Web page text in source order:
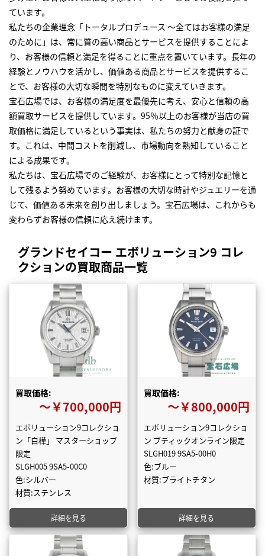
ています。
私たちの企業理念「トータルプロデュース ～全てはお客様の満足
のために」は、常に質の高い商品とサービスを提供することによ
り、お客様の信頼と満足を得ることに重点を置いています。長年の
経験とノウハウを活かし、価値ある商品とサービスを提供するこ
とで、お客様の大切な瞬間を特別なものに変えていきます。
宝石広場では、お客様の満足度を最優先に考え、安心と信頼の高
額買取サービスを提供しています。95％以上のお客様が当店の買
取価格に満足しているという事実は、私たちの努力と献身の証で
す。これは、中間コストを削減し、市場動向を熟知していること
による成果です。
私たちは、宝石広場でのご経験が、お客様にとって特別な記憶と
して残るよう努めています。お客様の大切な時計やジュエリーを通
じて、価値ある未来を創り出しましょう。宝石広場は、これからも
変わらずお客様の信頼に応え続けます。
グランドセイコー エボリューション9 コレ
クションの買取商品一覧
買取価格:
〜￥700,000円
エボリューション9コレクショ
ン「白樺」 マスターショップ
限定
SLGH005 9SA5-00C0
色:シルバー
材質:ステンレス
詳細を見る
買取価格:
〜￥800,000円
エボリューション9コレクショ
ン ブティックオンライン限定
SLGH019 9SA5-00H0
色:ブルー
材質:ブライトチタン
詳細を見る